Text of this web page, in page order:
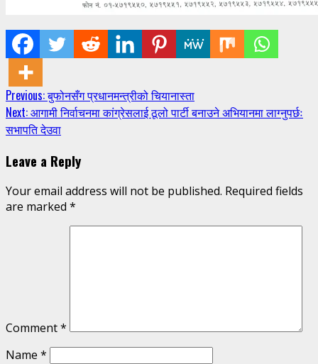
Continue
Reading
Previous:बुफोनसँग प्रधानमन्त्रीको चियानास्ता
Next:आगामी निर्वाचनमा कांग्रेसलाई ठूलो पार्टी बनाउने अभियानमा लाग्नुपर्छः
सभापति देउवा
Leave a Reply
Your email address will not be published. Required fields
are marked *
Comment*
Name *